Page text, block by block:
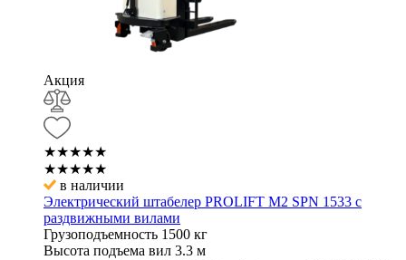
Акция
★★★★★
★★★★★
в наличии
Электрический штабелер PROLIFT M2 SPN 1533 с
раздвижными вилами
Грузоподъемность 1500 кг
Высота подъема вил 3.3 м